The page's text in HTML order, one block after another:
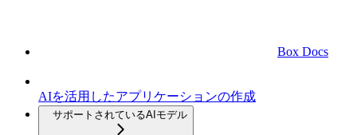
Box Docs
AIを活用したアプリケーションの作成
サポートされているAIモデル